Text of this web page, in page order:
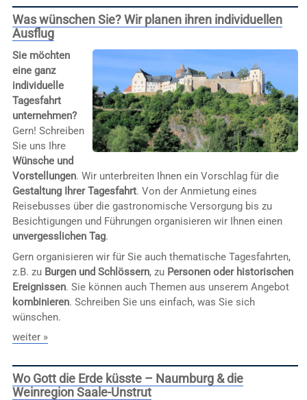
Was wünschen Sie? Wir planen ihren individuellen
Ausflug
Sie möchten
eine ganz
individuelle
Tagesfahrt
unternehmen?
Gern! Schreiben
Sie uns Ihre
Wünsche und
Vorstellungen. Wir unterbreiten Ihnen ein Vorschlag für die
Gestaltung Ihrer Tagesfahrt. Von der Anmietung eines
Reisebusses über die gastronomische Versorgung bis zu
Besichtigungen und Führungen organisieren wir Ihnen einen
unvergesslichen Tag.
Gern organisieren wir für Sie auch thematische Tagesfahrten,
z.B. zu Burgen und Schlössern, zu Personen oder historischen
Ereignissen. Sie können auch Themen aus unserem Angebot
kombinieren. Schreiben Sie uns einfach, was Sie sich
wünschen.
weiter »
Wo Gott die Erde küsste – Naumburg & die
Weinregion Saale-Unstrut